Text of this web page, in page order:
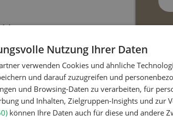
die wachsende Vielfalt an
neue
die bisher auf
wächst dieser Bereich
pflanzlicher Milchsorten
stark
Nutzung Ihrer Daten
verwenden Cookies und ähnliche
und darauf zuzugreifen und
und Browsing-Daten zu verarbeiten, für
und Inhalten, Zielgruppen-Insights und zur
können Ihre Daten auch für diese und andere